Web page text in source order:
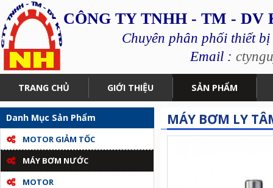
CÔNG TY TNHH - TM -
Chuyên phân phối thiết
Email :
TRANG CHỦ GIỚI THIỆU SẢN PHẨM
Danh Mục Sản Phẩm
MOTOR GIẢM TỐC
MÁY BƠM NƯỚC
MOTOR
MÁY BƠM LY